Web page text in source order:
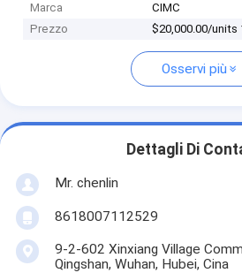
Marca
CIMC
Prezzo
$20,000.00/units
Osservi più
Dettagli Di
Mr. chenlin
8618007112529
9-2-602 Xinxiang Village
Qingshan, Wuhan, Hubei, Cina